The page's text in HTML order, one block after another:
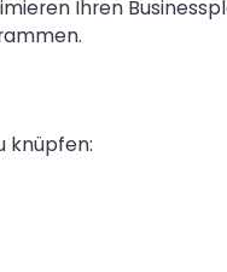
Ihren
knüpfen: